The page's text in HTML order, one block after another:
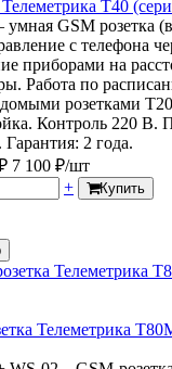
Т40
GSM розетка
с телефона
приборами на
Работа по
розетками
Контроль 220 В.
2 года.
7 100 ₽/шт
+ Купить
Телеметрика